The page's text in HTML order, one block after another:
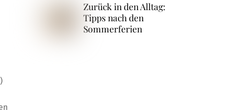
Zurück in den Alltag:
Tipps nach den
Sommerferien